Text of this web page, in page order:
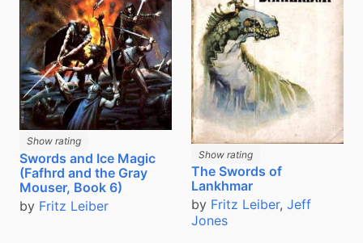
Show rating
Swords and Ice Magic
(Fafhrd and the Gray
Mouser, Book 6)
by Fritz Leiber
Show rating
The Swords of
Lankhmar
by Fritz Leiber, Jeff
Jones